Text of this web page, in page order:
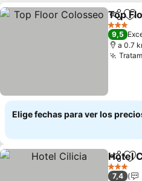
Top
3 Estrellas
9,5
a 0.7
Elige fechas para ver los
Hotel
3 Estrellas
7,4